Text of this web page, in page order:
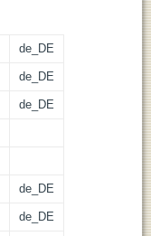
de_DE
de_DE
de_DE
de_DE
de_DE